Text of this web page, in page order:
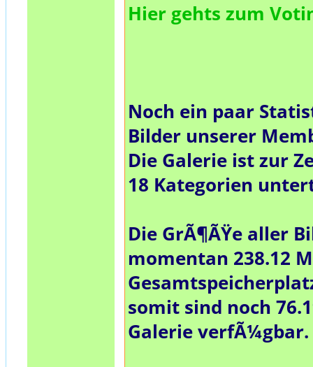
Hier gehts zum
Noch ein paar
Bilder unserer
Die Galerie ist zur
18 Kategorien
Die GrÃ¶ÃŸe aller
momentan 238.12
somit sind noch
Galerie verfÃ¼gbar.